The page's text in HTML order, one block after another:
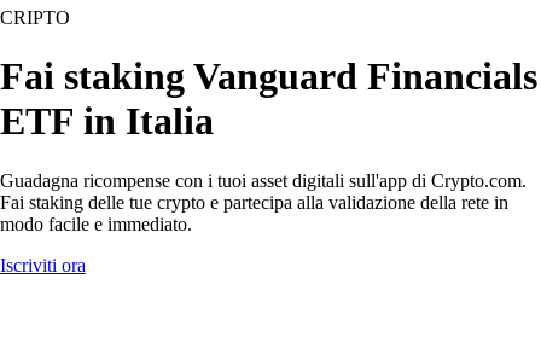
CRIPTO
Fai staking Vanguard Financials
ETF in Italia
Guadagna ricompense con i tuoi asset digitali sull'app di Crypto.com.
Fai staking delle tue crypto e partecipa alla validazione della rete in
modo facile e immediato.
Iscriviti ora